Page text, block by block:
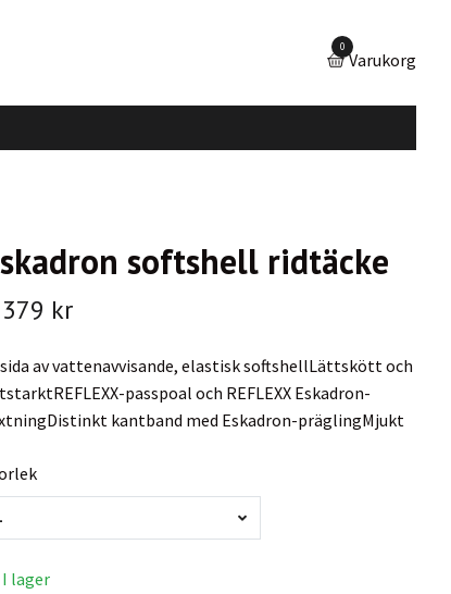
0
Varukorg
softshell ridtäcke
kr
av vattenavvisande, elastisk softshellLättskött och
passpoal och REFLEXX Eskadron-
kantband med Eskadron-präglingMjukt
lager